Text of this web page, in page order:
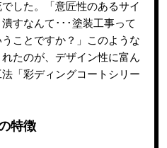
した。「意匠性のあるサイ
すなんて･･･塗装工事って
ことですか？」このような
たのが、デザイン性に富ん
「彩ディングコートシリー
特徴